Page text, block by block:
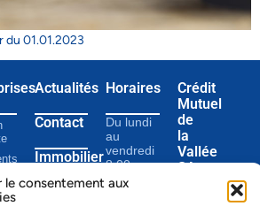
le consentement aux
du 01.01.2023
Actualités
Contact
Immobilier
Portrait
Horaires
Du lundi
au
vendredi
8:00 –
12:00
13:45 –
Crédit
Mutuel
de
la
Vallée
SA